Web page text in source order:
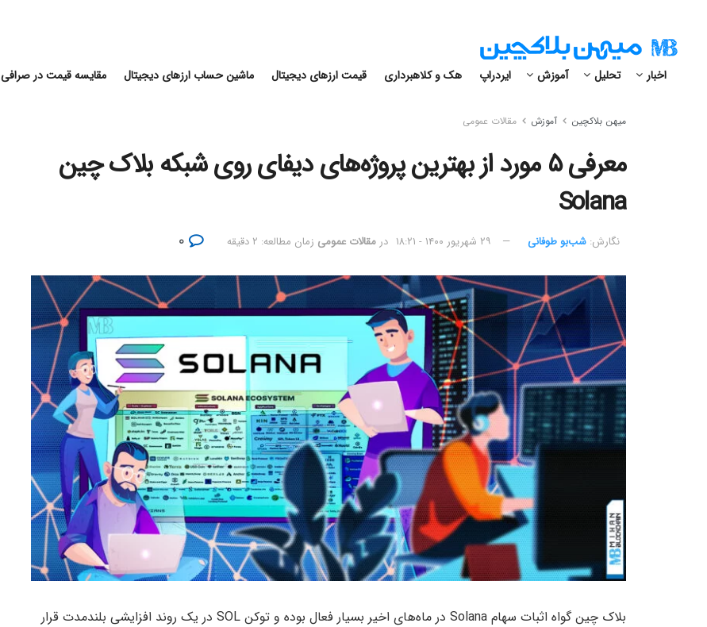
اخبار تحلیل آموزش ایردراپ هک و کلاهبرداری قیمت ارزهای دیجیتال ماشین حساب ارزهای دیجیتال مقایسه قیمت در صرافی
میهن بلاکچین آموزش مقالات عمومی
معرفی ۵ مورد از بهترین پروژه‌های دیفای روی شبکه بلاک چین
Solana
نگارش:‌ شب‌بو طوفانی ۲۹ شهریور ۱۴۰۰ - ۱۸:۲۱ در مقالات عمومی زمان مطالعه: ۲ دقیقه
بلاک چین گواه اثبات سهام Solana در ماه‌های اخیر بسیار فعال بوده و توکن SOL در یک روند افزایشی بلندمدت قرار